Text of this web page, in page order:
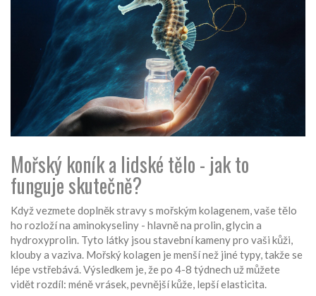
Mořský koník a lidské tělo - jak to
funguje skutečně?
Když vezmete doplněk stravy s mořským kolagenem, vaše tělo
ho rozloží na aminokyseliny - hlavně na prolin, glycin a
hydroxyprolin. Tyto látky jsou stavební kameny pro vaši kůži,
klouby a vaziva. Mořský kolagen je menší než jiné typy, takže se
lépe vstřebává. Výsledkem je, že po 4-8 týdnech už můžete
vidět rozdíl: méně vrásek, pevnější kůže, lepší elasticita.